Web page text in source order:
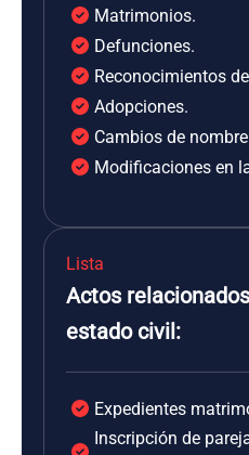
Matrimonios.
Defunciones.
Reconocimientos
Adopciones.
Cambios de
Modificaciones en
Lista
Actos
estado civil:
Expedientes
Inscripción de